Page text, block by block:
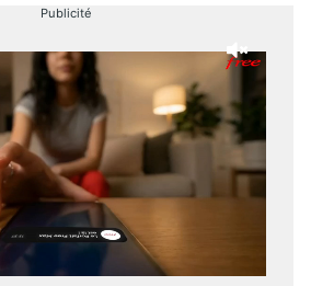
Publicité